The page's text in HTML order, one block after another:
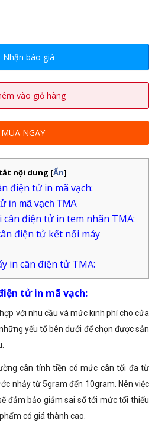
Nhận báo giá
vào giỏ hàng
MUA NGAY
nội dung [Ẩn]
điện tử in mã vạch:
in mã vạch TMA
điện tử in tem nhãn TMA:
điện tử kết nối máy
in cân điện tử TMA:
tử in mã vạch:
với nhu cầu và mức kinh phí cho cửa
yếu tố bên dưới để chọn được sản
cân tính tiền có mức cân tối đa từ
nhảy từ 5gram đến 10gram. Nên việc
đảm bảo giảm sai số tới mức tối thiểu
có giá thành cao.